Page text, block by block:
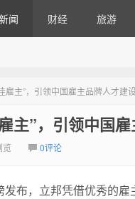
闻 财经 旅游
雇主”，引领中国雇主品牌人才建
主”，引领中国
览 0评论
布，立邦凭借优秀的